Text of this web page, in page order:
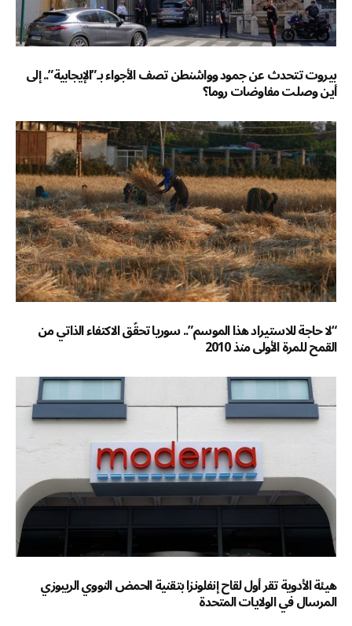
بيروت تتحدث عن جمود وواشنطن تصف الأجواء بـ”الإيجابية”.. إلى
أين وصلت مفاوضات روما؟
“لا حاجة للاستيراد هذا الموسم”.. سوريا تحقّق الاكتفاء الذاتي من
القمح للمرة الأولى منذ 2010
هيئة الأدوية تقر أول لقاح إنفلونزا بتقنية الحمض النووي الريبوزي
المرسال في الولايات المتحدة